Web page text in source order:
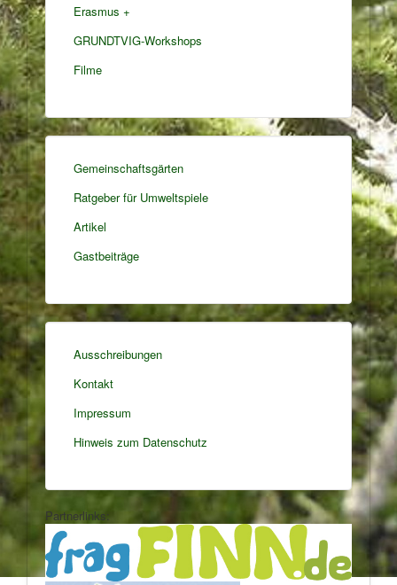
Erasmus +
GRUNDTVIG-Workshops
Filme
Gemeinschaftsgärten
Ratgeber für Umweltspiele
Artikel
Gastbeiträge
Ausschreibungen
Kontakt
Impressum
Hinweis zum Datenschutz
Partnerlinks: